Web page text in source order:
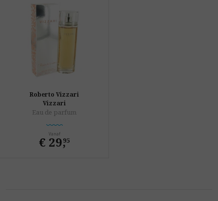
Roberto Vizzari
Vizzari
Eau de parfum
Vanaf
€ 29,
95